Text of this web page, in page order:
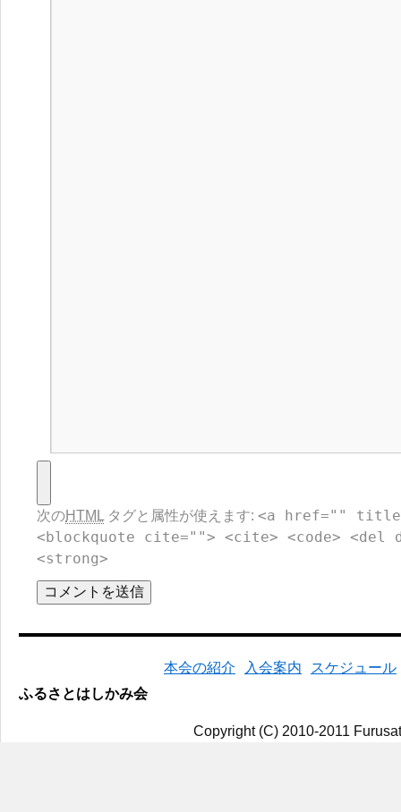
次のHTML タグと属性が使えます: <a href=""
<blockquote cite=""> <cite> <code> <del
<strong>
本会の紹介 入会案内
スケジュール
ふるさとはしかみ会
Copyright (C) 2010-2011